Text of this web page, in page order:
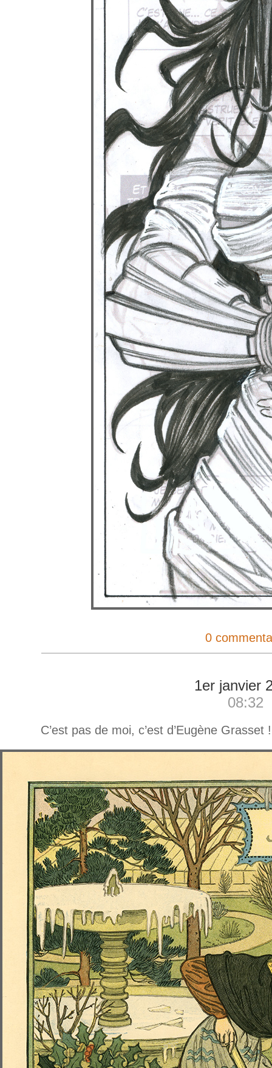
0
1er janvier
08:32
C’est pas de moi, c’est d’Eugène Grasset !